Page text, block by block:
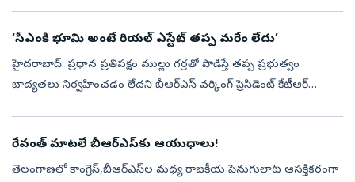
‘సీఎంకి భూమి అంటే రియల్‌ ఎస్టేట్‌ తప్ప మరేం లేదు’
హైదరాబాద్‌: ప్రధాన ప్రతిపక్షం ముల్లు గర్రతో పొడిస్తే తప్ప ప్రభుత్వం
బాద్యతలు నిర్వహించడం లేదని బీఆర్‌ఎస్‌ వర్కింగ్‌ ప్రెసిడెంట్‌ కేటీఆర్‌
రేవంత్‌ మాటలే బీఆర్‌ఎస్‌కు ఆయుధాలు!
తెలంగాణలో కాంగ్రెస్,బీఆర్ఎస్‌ల మధ్య రాజకీయ పెనుగులాట ఆసక్తికరంగా